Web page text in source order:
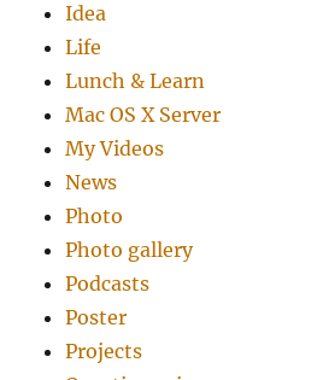
Idea
Life
Lunch & Learn
Mac OS X Server
My Videos
News
Photo
Photo gallery
Podcasts
Poster
Projects